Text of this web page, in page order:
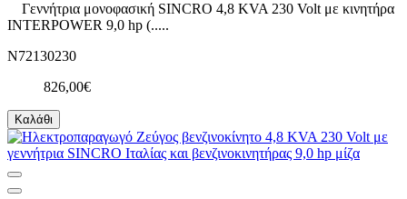
Γεννήτρια μονοφασική SINCRO 4,8 KVA 230 Volt με κινητήρα
INTERPOWER 9,0 hp (.....
N72130230
826,00€
Καλάθι